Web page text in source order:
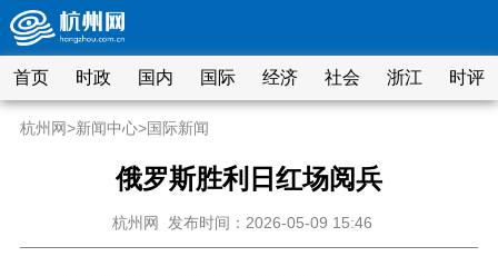
首页 时政 国内 国际 经济 社会 浙江 时评
杭州网>新闻中心>国际新闻
俄罗斯胜利日红场阅兵
杭州网 发布时间：2026-05-09 15:46